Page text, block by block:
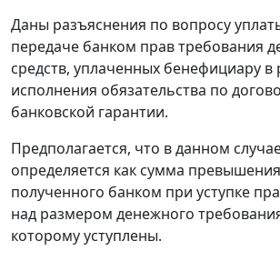
Даны разъяснения по вопросу
передаче банком прав требования
средств, уплаченных бенефициару в
исполнения обязательства по
банковской гарантии.
Предполагается, что в данном
определяется как сумма
полученного банком при уступке
над размером денежного
которому уступлены.